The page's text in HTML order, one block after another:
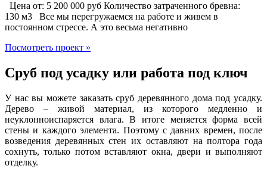
Цена от: 5 200 000 руб Количество затраченного бревна:
130 м3 Все мы перегружаемся на работе и живем в
постоянном стрессе. А это весьма негативно
Посмотреть проект »
Сруб под усадку или работа под ключ
У нас вы можете заказать сруб деревянного дома под усадку.
Дерево – живой материал, из которого медленно и
неуклонноиспаряется влага. В итоге меняется форма всей
стены и каждого элемента. Поэтому с давних времен, после
возведения деревянных стен их оставляют на полтора года
сохнуть, только потом вставляют окна, двери и выполняют
отделку.